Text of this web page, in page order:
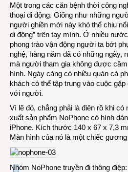
Một trong các căn bệnh thời công
thoại di động. Giống như những
người ghiền mới này khó thể chịu
di động” trên tay mình. Ở nhiều
phong trào vận động người ta bớt
nghệ, hàng năm đã có những ngày,
mà người tham gia không được
hình. Ngày càng có nhiều quán cà
khách có thể tập trung vào cuộc
với người.
Vì lẽ đó, chẳng phải là điên rồ khi
xuất sản phẩm NoPhone có hình
iPhone. Kích thước 140 x 67 x 7,3
Màn hình của nó là một chiếc gương
Nhóm NoPhone truyền đi thông